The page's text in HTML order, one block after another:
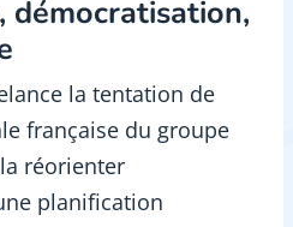
démocratisation,
la tentation de
française du groupe
réorienter
planification